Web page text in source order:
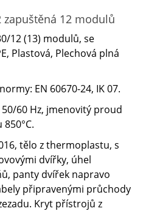
zapuštěná 12 modulů
12 (13) modulů, se
Plastová, Plechová plná
EN 60670-24, IK 07.
60 Hz, jmenovitý proud
tělo z thermoplastu, s
dvířky, úhel
panty dvířek napravo
připravenými průchody
Kryt přístrojů z